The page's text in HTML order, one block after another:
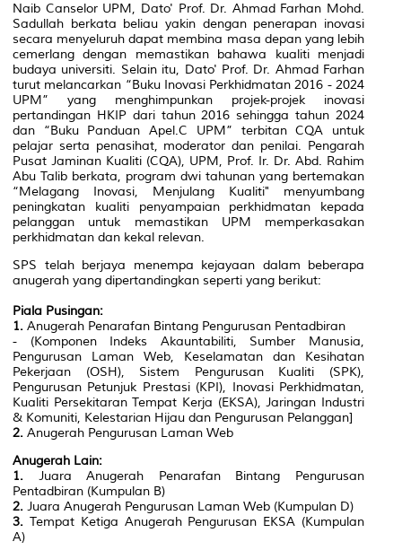
Naib Canselor UPM, Dato' Prof. Dr. Ahmad Farhan Mohd.
Sadullah berkata beliau yakin dengan penerapan inovasi
secara menyeluruh dapat membina masa depan yang lebih
cemerlang dengan memastikan bahawa kualiti menjadi
budaya universiti. Selain itu, Dato' Prof. Dr. Ahmad Farhan
turut melancarkan “Buku Inovasi Perkhidmatan 2016 - 2024
UPM” yang menghimpunkan projek-projek inovasi
pertandingan HKIP dari tahun 2016 sehingga tahun 2024
dan “Buku Panduan Apel.C UPM” terbitan CQA untuk
pelajar serta penasihat, moderator dan penilai. Pengarah
Pusat Jaminan Kualiti (CQA), UPM, Prof. Ir. Dr. Abd. Rahim
Abu Talib berkata, program dwi tahunan yang bertemakan
“Melagang Inovasi, Menjulang Kualiti" menyumbang
peningkatan kualiti penyampaian perkhidmatan kepada
pelanggan untuk memastikan UPM memperkasakan
perkhidmatan dan kekal relevan.
SPS telah berjaya menempa kejayaan dalam beberapa
anugerah yang dipertandingkan seperti yang berikut:
Piala Pusingan:
1. Anugerah Penarafan Bintang Pengurusan Pentadbiran
- (Komponen Indeks Akauntabiliti, Sumber Manusia,
Pengurusan Laman Web, Keselamatan dan Kesihatan
Pekerjaan (OSH), Sistem Pengurusan Kualiti (SPK),
Pengurusan Petunjuk Prestasi (KPI), Inovasi Perkhidmatan,
Kualiti Persekitaran Tempat Kerja (EKSA), Jaringan Industri
& Komuniti, Kelestarian Hijau dan Pengurusan Pelanggan]
2. Anugerah Pengurusan Laman Web
Anugerah Lain:
1. Juara Anugerah Penarafan Bintang Pengurusan
Pentadbiran (Kumpulan B)
2. Juara Anugerah Pengurusan Laman Web (Kumpulan D)
3. Tempat Ketiga Anugerah Pengurusan EKSA (Kumpulan
A)